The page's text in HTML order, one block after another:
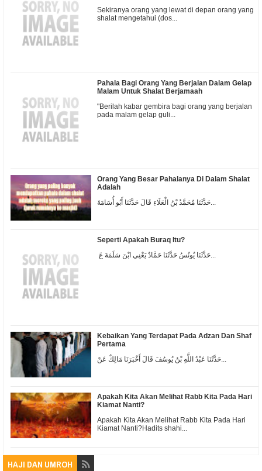
Sekiranya orang yang lewat di depan orang yang
shalat mengetahui (dos...
Pahala Bagi Orang Yang Berjalan Dalam Gelap
Malam Untuk Shalat Berjamaah
"Berilah kabar gembira bagi orang yang berjalan
pada malam gelap guli...
Orang Yang Besar Pahalanya Di Dalam Shalat
Adalah
حَدَّثَنَا مُحَمَّدُ بْنُ الْعَلَاءِ قَالَ حَدَّثَنَا أَبُو أُسَامَةَ...
Seperti Apakah Buraq Itu?
Kebaikan Yang Terdapat Pada Adzan Dan Shaf
Pertama
حَدَّثَنَا عَبْدُ اللَّهِ بْنُ يُوسُفَ قَالَ أَخْبَرَنَا مَالِكٌ عَنْ...
Apakah Kita Akan Melihat Rabb Kita Pada Hari
Kiamat Nanti?
Apakah Kita Akan Melihat Rabb Kita Pada Hari
Kiamat Nanti?Hadits shahi...
HAJI DAN UMROH